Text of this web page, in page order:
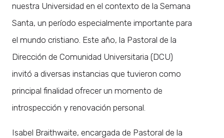
nuestra Universidad en el contexto de la Semana
Santa, un período especialmente importante para
el mundo cristiano. Este año, la Pastoral de la
Dirección de Comunidad Universitaria (DCU)
invitó a diversas instancias que tuvieron como
principal finalidad ofrecer un momento de
introspección y renovación personal.
Isabel Braithwaite, encargada de Pastoral de la